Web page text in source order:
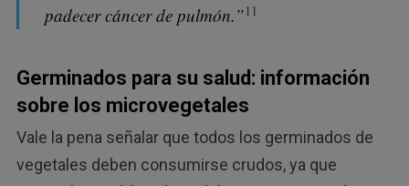
padecer cáncer de pulmón.”11
Germinados para su salud: información
sobre los microvegetales
Vale la pena señalar que todos los germinados de
vegetales deben consumirse crudos, ya que